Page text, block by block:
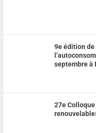
9e édition de
septembre à
27e